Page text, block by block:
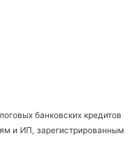
банковских кредитов
и ИП, зарегистрированным